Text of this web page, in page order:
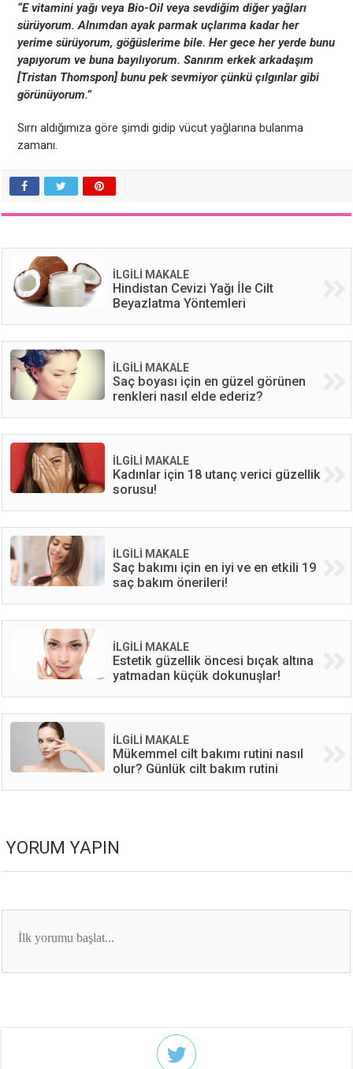
“E vitamini yağı veya Bio-Oil veya sevdiğim diğer yağları
sürüyorum. Alnımdan ayak parmak uçlarıma kadar her
yerime sürüyorum, göğüslerime bile. Her gece her yerde bunu
yapıyorum ve buna bayılıyorum. Sanırım erkek arkadaşım
[Tristan Thomspon] bunu pek sevmiyor çünkü çılgınlar gibi
görünüyorum.”
Sırrı aldığımıza göre şimdi gidip vücut yağlarına bulanma
zamanı.
İLGİLİ MAKALE
Hindistan Cevizi Yağı İle Cilt
Beyazlatma Yöntemleri
İLGİLİ MAKALE
Saç boyası için en güzel görünen
renkleri nasıl elde ederiz?
İLGİLİ MAKALE
Kadınlar için 18 utanç verici güzellik
sorusu!
İLGİLİ MAKALE
Saç bakımı için en iyi ve en etkili 19
saç bakım önerileri!
İLGİLİ MAKALE
Estetik güzellik öncesi bıçak altına
yatmadan küçük dokunuşlar!
İLGİLİ MAKALE
Mükemmel cilt bakımı rutini nasıl
olur? Günlük cilt bakım rutini
YORUM YAPIN